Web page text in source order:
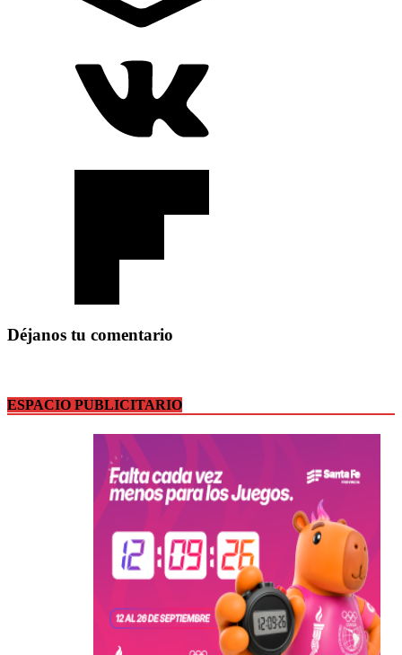
Déjanos tu comentario
ESPACIO PUBLICITARIO